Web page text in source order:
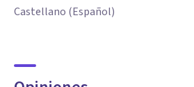
Castellano (Español)